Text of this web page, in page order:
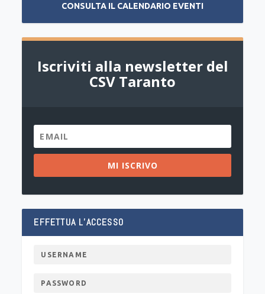
CONSULTA IL CALENDARIO EVENTI
Iscriviti alla newsletter del
CSV Taranto
MI ISCRIVO
EFFETTUA L’ACCESSO